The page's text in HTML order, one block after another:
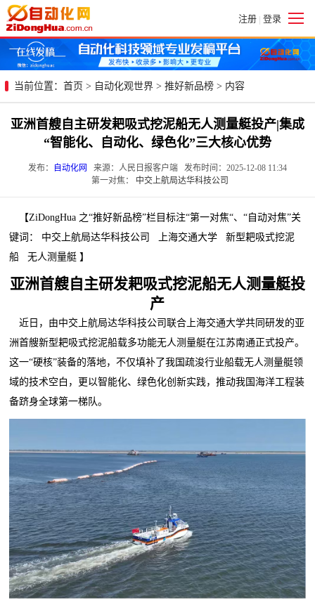
注册 | 登录
当前位置： 首页 > 自动化观世界 > 推好新品榜 > 内容
亚洲首艘自主研发耙吸式挖泥船无人测量艇投产|集成
“智能化、自动化、绿色化”三大核心优势
发布： 自动化网
来源：人民日报客户端 发布时间：2025-12-08 11:34
第一对焦：
中交上航局达华科技公司
【ZiDongHua 之“推好新品榜”栏目标注“第一对焦“、“自动对焦”关
键词： 中交上航局达华科技公司 上海交通大学 新型耙吸式挖泥
船 无人测量艇 】
亚洲首艘自主研发耙吸式挖泥船无人测量艇投
产
近日，由中交上航局达华科技公司联合上海交通大学共同研发的亚
洲首艘新型耙吸式挖泥船载多功能无人测量艇在江苏南通正式投产。
这一“硬核”装备的落地，不仅填补了我国疏浚行业船载无人测量艇领
域的技术空白，更以智能化、绿色化创新实践，推动我国海洋工程装
备跻身全球第一梯队。